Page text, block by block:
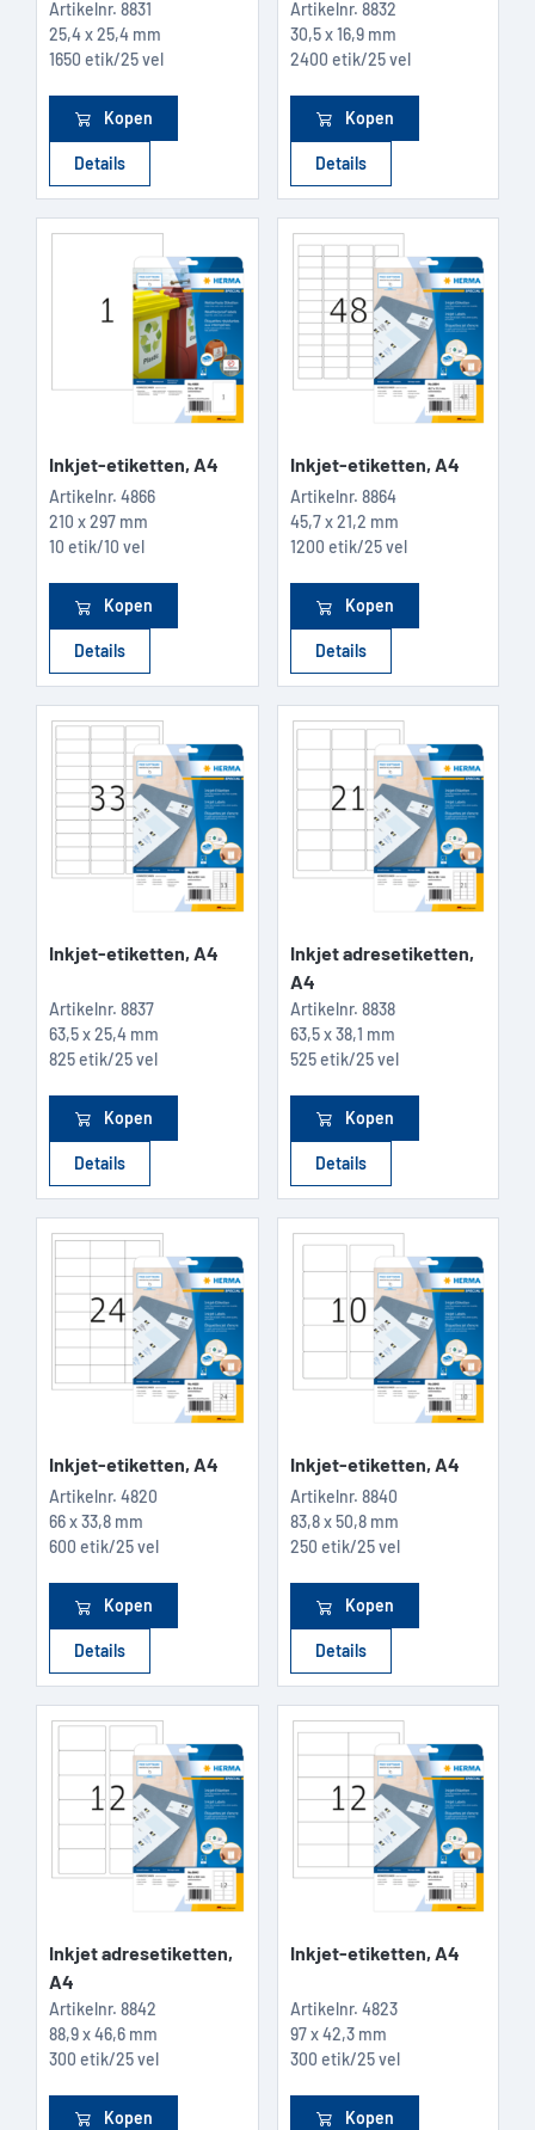
Artikelnr. 8831
25,4 x 25,4 mm
1650 etik/25 vel
Kopen
Details
Artikelnr. 8832
30,5 x 16,9 mm
2400 etik/25 vel
Kopen
Details
Inkjet-etiketten, A4
Artikelnr. 4866
210 x 297 mm
10 etik/10 vel
Kopen
Details
Inkjet-etiketten, A4
Artikelnr. 8864
45,7 x 21,2 mm
1200 etik/25 vel
Kopen
Details
Inkjet-etiketten, A4
Artikelnr. 8837
63,5 x 25,4 mm
825 etik/25 vel
Kopen
Details
Inkjet adresetiketten,
A4
Artikelnr. 8838
63,5 x 38,1 mm
525 etik/25 vel
Kopen
Details
Inkjet-etiketten, A4
Artikelnr. 4820
66 x 33,8 mm
600 etik/25 vel
Kopen
Details
Inkjet-etiketten, A4
Artikelnr. 8840
83,8 x 50,8 mm
250 etik/25 vel
Kopen
Details
Inkjet adresetiketten,
A4
Artikelnr. 8842
88,9 x 46,6 mm
300 etik/25 vel
Kopen
Inkjet-etiketten, A4
Artikelnr. 4823
97 x 42,3 mm
300 etik/25 vel
Kopen